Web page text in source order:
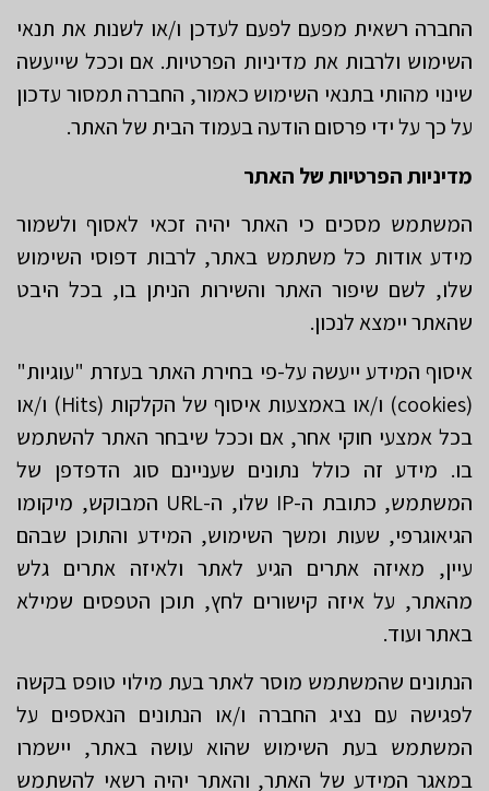
החברה רשאית מפעם לפעם לעדכן ו/או לשנות את תנאי
השימוש ולרבות את מדיניות הפרטיות. אם וככל שייעשה
שינוי מהותי בתנאי השימוש כאמור, החברה תמסור עדכון
על כך על ידי פרסום הודעה בעמוד הבית של האתר.
מדיניות הפרטיות של האתר
המשתמש מסכים כי האתר יהיה זכאי לאסוף ולשמור
מידע אודות כל משתמש באתר, לרבות דפוסי השימוש
שלו, לשם שיפור האתר והשירות הניתן בו, בכל היבט
שהאתר יימצא לנכון.
איסוף המידע ייעשה על-פי בחירת האתר בעזרת "עוגיות"
(cookies) ו/או באמצעות איסוף של הקלקות (Hits) ו/או
בכל אמצעי חוקי אחר, אם וככל שיבחר האתר להשתמש
בו. מידע זה כולל נתונים שעניינם סוג הדפדפן של
המשתמש, כתובת ה-IP שלו, ה-URL המבוקש, מיקומו
הגיאוגרפי, שעות ומשך השימוש, המידע והתוכן שבהם
עיין, מאיזה אתרים הגיע לאתר ולאיזה אתרים גלש
מהאתר, על איזה קישורים לחץ, תוכן הטפסים שמילא
באתר ועוד.
הנתונים שהמשתמש מוסר לאתר בעת מילוי טופס בקשה
לפגישה עם נציג החברה ו/או הנתונים הנאספים על
המשתמש בעת השימוש שהוא עושה באתר, יישמרו
במאגר המידע של האתר, והאתר יהיה רשאי להשתמש